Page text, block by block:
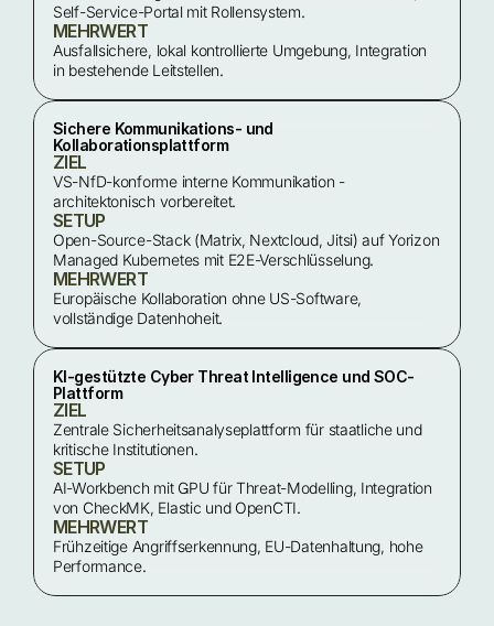
MEHRWERT
Self-Service-Portal mit Rollensystem.
Ausfallsichere, lokal kontrollierte Umgebung, Integration
in bestehende Leitstellen.
Sichere Kommunikations- und
Kollaborationsplattform
ZIEL
SETUP
VS-NfD-konforme interne Kommunikation -
architektonisch vorbereitet.
MEHRWERT
Open-Source-Stack (Matrix, Nextcloud, Jitsi) auf Yorizon
Managed Kubernetes mit E2E-Verschlüsselung.
Europäische Kollaboration ohne US-Software,
vollständige Datenhoheit.
KI-gestützte Cyber Threat Intelligence und SOC-
Plattform
ZIEL
SETUP
Zentrale Sicherheitsanalyseplattform für staatliche und
kritische Institutionen.
MEHRWERT
AI-Workbench mit GPU für Threat-Modelling, Integration
von CheckMK, Elastic und OpenCTI.
Frühzeitige Angriffserkennung, EU-Datenhaltung, hohe
Performance.